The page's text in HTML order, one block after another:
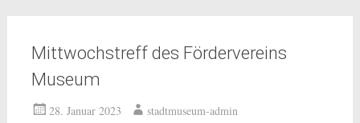
Mittwochstreff des Fördervereins
Museum
28. Januar 2023 stadtmuseum-admin